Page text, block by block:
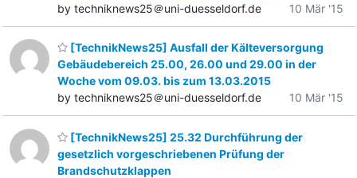
by techniknews25＠uni-duesseldorf.de
10 Mär '15
[TechnikNews25] Ausfall der Kälteversorgung
Gebäudebereich 25.00, 26.00 und 29.00 in der
Woche vom 09.03. bis zum 13.03.2015
by techniknews25＠uni-duesseldorf.de
10 Mär '15
[TechnikNews25] 25.32 Durchführung der
gesetzlich vorgeschriebenen Prüfung der
Brandschutzklappen